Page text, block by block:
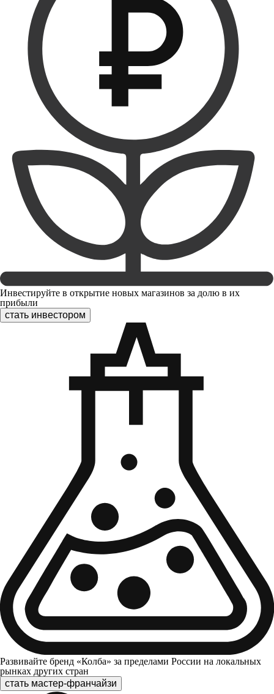
Инвестируйте в открытие новых магазинов за долю в их
прибыли
стать инвестором
Развивайте бренд «Колба» за пределами России на локальных
рынках других стран
стать мастер-франчайзи